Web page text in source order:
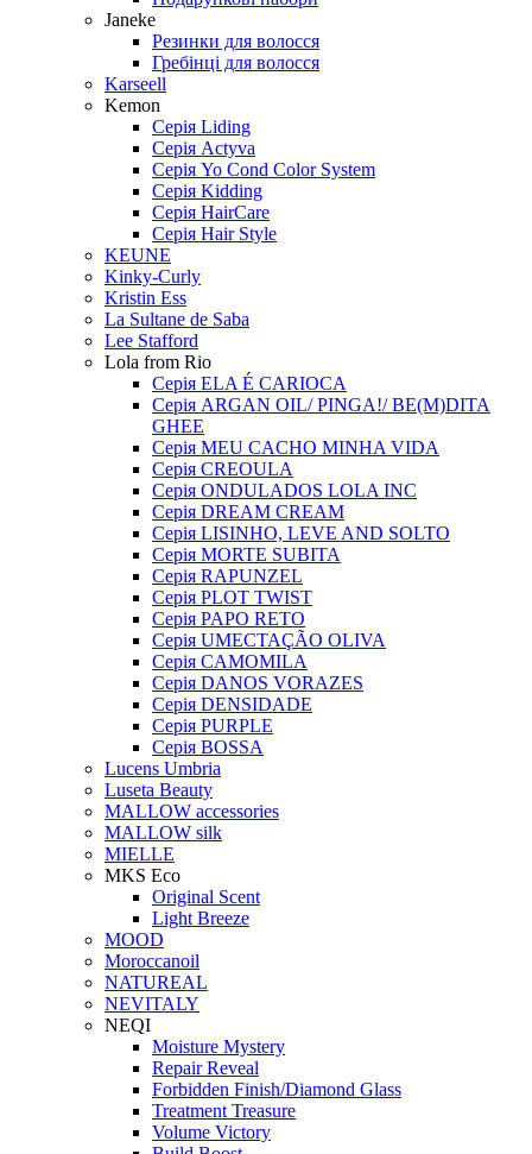
Janeke
Резинки для волосся
Гребінці для волосся
Karseell
Kemon
Серія Liding
Серія Actyva
Серія Yo Cond Color System
Серія Kidding
Серія HairCare
Серія Hair Style
KEUNE
Kinky-Curly
Kristin Ess
La Sultane de Saba
Lee Stafford
Lola from Rio
Серія ELA É CARIOCA
Серія ARGAN OIL/ PINGA!/ BE(M)DITA
GHEE
Серія MEU CACHO MINHA VIDA
Серія CREOULA
Серія ONDULADOS LOLA INC
Серія DREAM CREAM
Серія LISINHO, LEVE AND SOLTO
Серія MORTE SUBITA
Серія RAPUNZEL
Серія PLOT TWIST
Серія PAPO RETO
Серія UMECTAÇÃO OLIVA
Серія CAMOMILA
Серія DANOS VORAZES
Серія DENSIDADE
Серія PURPLE
Серія BOSSA
Lucens Umbria
Luseta Beauty
MALLOW accessories
MALLOW silk
MIELLE
MKS Eco
Original Scent
Light Breeze
MOOD
Moroccanoil
NATUREAL
NEVITALY
NEQI
Moisture Mystery
Repair Reveal
Forbidden Finish/Diamond Glass
Treatment Treasure
Volume Victory